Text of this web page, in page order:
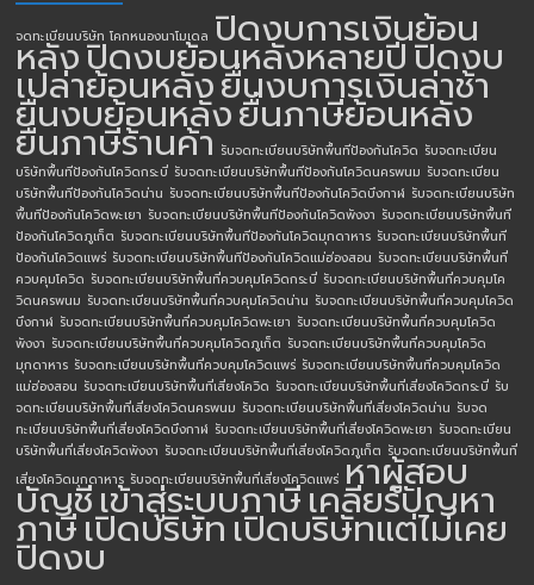
จดทะเบียนบริษัท โคกหนองนาโมเดล ปิดงบการเงินย้อน
หลังปิดงบย้อนหลังหลายปีปิดงบ
เปล่าย้อนหลังยื่นงบการเงินล่าช้า
ยื่นงบย้อนหลังยื่นภาษีย้อนหลัง
ยื่นภาษีร้านค้า รับจดทะเบียนบริษัทพื้นทีป้องกันโควิด รับจดทะเบียน
บริษัทพื้นทีป้องกันโควิดกระบี่ รับจดทะเบียนบริษัทพื้นทีป้องกันโควิดนครพนม รับจดทะเบียน
บริษัทพื้นทีป้องกันโควิดน่าน รับจดทะเบียนบริษัทพื้นทีป้องกันโควิดบึงกาฬ รับจดทะเบียนบริษัท
พื้นทีป้องกันโควิดพะเยา รับจดทะเบียนบริษัทพื้นทีป้องกันโควิดพังงา รับจดทะเบียนบริษัทพื้นที
ป้องกันโควิดภูเก็ต รับจดทะเบียนบริษัทพื้นทีป้องกันโควิดมุกดาหาร รับจดทะเบียนบริษัทพื้นที
ป้องกันโควิดแพร่ รับจดทะเบียนบริษัทพื้นทีป้องกันโควิดแม่ฮ่องสอน รับจดทะเบียนบริษัทพื้นที่
ควบคุมโควิด รับจดทะเบียนบริษัทพื้นที่ควบคุมโควิดกระบี่ รับจดทะเบียนบริษัทพื้นที่ควบคุมโค
วิดนครพนม รับจดทะเบียนบริษัทพื้นที่ควบคุมโควิดน่าน รับจดทะเบียนบริษัทพื้นที่ควบคุมโควิด
บึงกาฬ รับจดทะเบียนบริษัทพื้นที่ควบคุมโควิดพะเยา รับจดทะเบียนบริษัทพื้นที่ควบคุมโควิด
พังงา รับจดทะเบียนบริษัทพื้นที่ควบคุมโควิดภูเก็ต รับจดทะเบียนบริษัทพื้นที่ควบคุมโควิด
มุกดาหาร รับจดทะเบียนบริษัทพื้นที่ควบคุมโควิดแพร่ รับจดทะเบียนบริษัทพื้นที่ควบคุมโควิด
แม่ฮ่องสอน รับจดทะเบียนบริษัทพื้นที่เสี่ยงโควิด รับจดทะเบียนบริษัทพื้นที่เสี่ยงโควิดกระบี่ รับ
จดทะเบียนบริษัทพื้นที่เสี่ยงโควิดนครพนม รับจดทะเบียนบริษัทพื้นที่เสี่ยงโควิดน่าน รับจด
ทะเบียนบริษัทพื้นที่เสี่ยงโควิดบึงกาฬ รับจดทะเบียนบริษัทพื้นที่เสี่ยงโควิดพะเยา รับจดทะเบียน
บริษัทพื้นที่เสี่ยงโควิดพังงา รับจดทะเบียนบริษัทพื้นที่เสี่ยงโควิดภูเก็ต รับจดทะเบียนบริษัทพื้นที่
เสี่ยงโควิดมุกดาหาร รับจดทะเบียนบริษัทพื้นที่เสี่ยงโควิดแพร่ หาผู้สอบ
บัญชีเข้าสู่ระบบภาษีเคลียร์ปัญหา
ภาษีเปิดบริษัทเปิดบริษัทแต่ไม่เคย
ปิดงบ